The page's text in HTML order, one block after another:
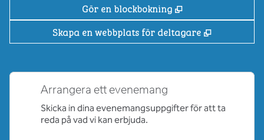
Gör en blockbokning ,
Skapa en webbplats för deltagare
,
Arrangera ett evenemang
Skicka in dina evenemangsuppgifter för att ta
reda på vad vi kan erbjuda.